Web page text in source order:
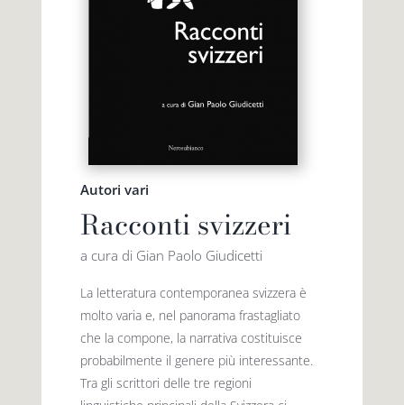
Autori vari
Racconti svizzeri
a cura di Gian Paolo Giudicetti
La letteratura contemporanea svizzera è
molto varia e, nel panorama frastagliato
che la compone, la narrativa costituisce
probabilmente il genere più­ interessante.
Tra gli scrittori delle tre regioni